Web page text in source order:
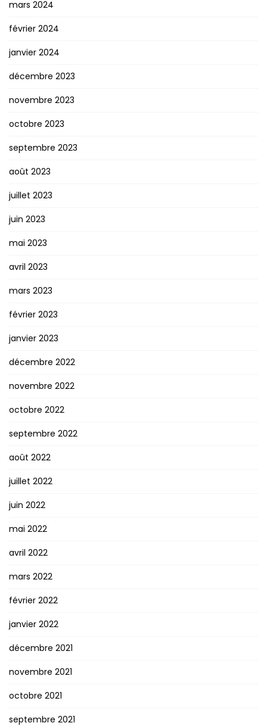
mars 2024
février 2024
janvier 2024
décembre 2023
novembre 2023
octobre 2023
septembre 2023
août 2023
juillet 2023
juin 2023
mai 2023
avril 2023
mars 2023
février 2023
janvier 2023
décembre 2022
novembre 2022
octobre 2022
septembre 2022
août 2022
juillet 2022
juin 2022
mai 2022
avril 2022
mars 2022
février 2022
janvier 2022
décembre 2021
novembre 2021
octobre 2021
septembre 2021